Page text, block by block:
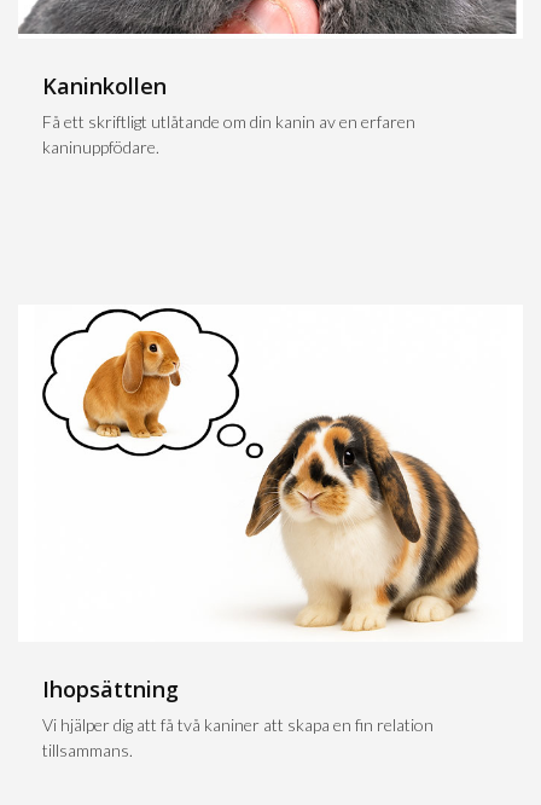
Kaninkollen
Få ett skriftligt utlåtande om din kanin av en erfaren
kaninuppfödare.
Ihopsättning
Vi hjälper dig att få två kaniner att skapa en fin relation
tillsammans.